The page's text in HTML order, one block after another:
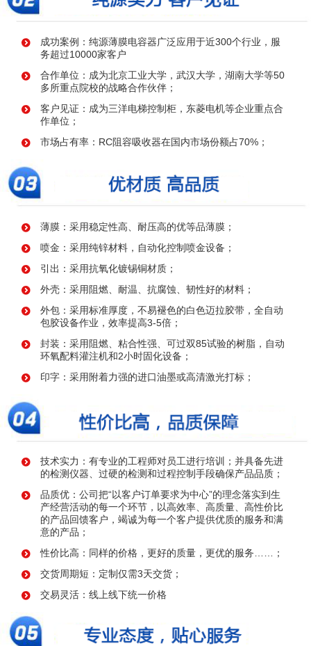
成功案例：纯源薄膜电容器广泛应用于近300个行业，服
务超过10000家客户
合作单位：成为北京工业大学，武汉大学，湖南大学等50
多所重点院校的战略合作伙伴；
客户见证：成为三洋电梯控制柜，东菱电机等企业重点合
作单位；
市场占有率：RC阻容吸收器在国内市场份额占70%；
薄膜：采用稳定性高、耐压高的优等品薄膜；
喷金：采用纯锌材料，自动化控制喷金设备；
引出：采用抗氧化镀锡铜材质；
外壳：采用阻燃、耐温、抗腐蚀、韧性好的材料；
外包：采用标准厚度，不易褪色的白色迈拉胶带，全自动
包胶设备作业，效率提高3-5倍；
封装：采用阻燃、粘合性强、可过双85试验的树脂，自动
环氧配料灌注机和2小时固化设备；
印字：采用附着力强的进口油墨或高清激光打标；
技术实力：有专业的工程师对员工进行培训；并具备先进
的检测仪器、过硬的检测和过程控制手段确保产品品质；
品质优：公司把“以客户订单要求为中心”的理念落实到生
产经营活动的每一个环节，以高效率、高质量、高性价比
的产品回馈客户，竭诚为每一个客户提供优质的服务和满
意的产品；
性价比高：同样的价格，更好的质量，更优的服务……；
交货周期短：定制仅需3天交货；
交易灵活：线上线下统一价格